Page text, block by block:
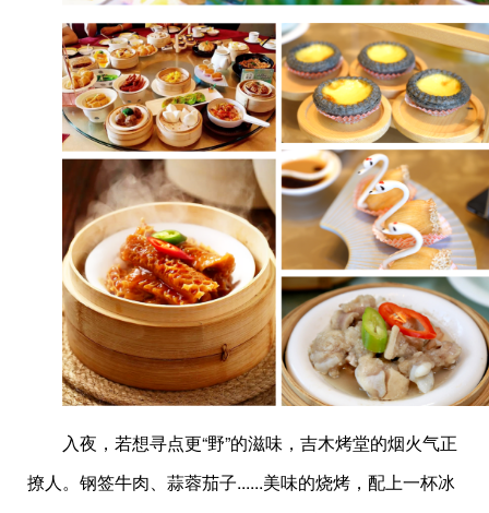
入夜，若想寻点更“野”的滋味，吉木烤堂的烟火气正
撩人。钢签牛肉、蒜蓉茄子......美味的烧烤，配上一杯冰